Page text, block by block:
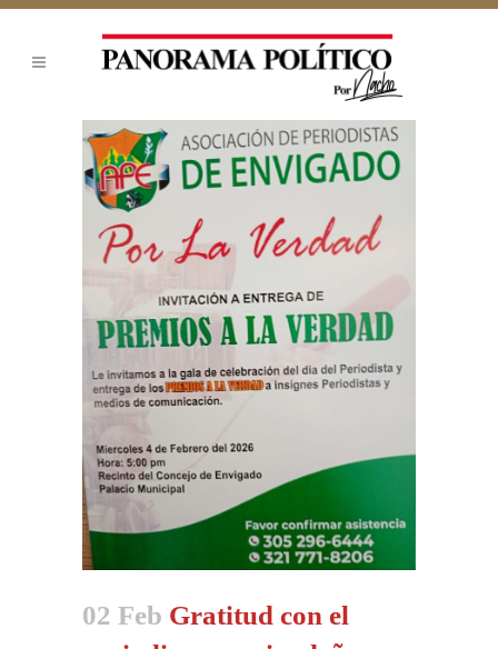
02 Feb Gratitud con el